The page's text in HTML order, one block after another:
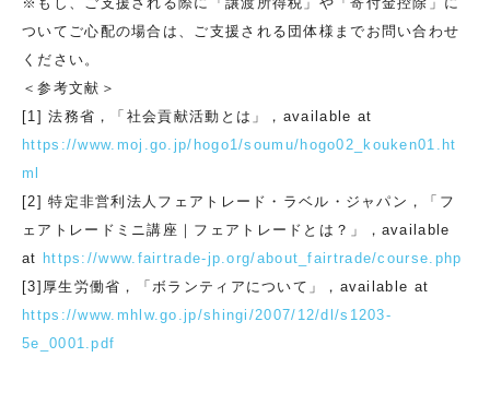
ついてご心配の場合は、ご支援される団体様までお問い合わせ
ください。
＜参考文献＞
[1] 法務省，「社会貢献活動とは」，available at
https://www.moj.go.jp/hogo1/soumu/hogo02_kouken01.ht
ml
[2] 特定非営利法人フェアトレード・ラベル・ジャパン，「フ
ェアトレードミニ講座｜フェアトレードとは？」，available
at https://www.fairtrade-jp.org/about_fairtrade/course.php
[3]厚生労働省，「ボランティアについて」，available at
https://www.mhlw.go.jp/shingi/2007/12/dl/s1203-
5e_0001.pdf